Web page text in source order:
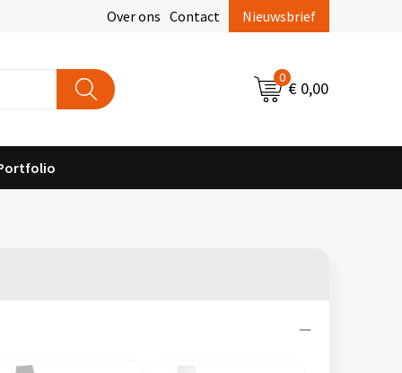
Over ons Contact Nieuwsbrief
0
€ 0,00